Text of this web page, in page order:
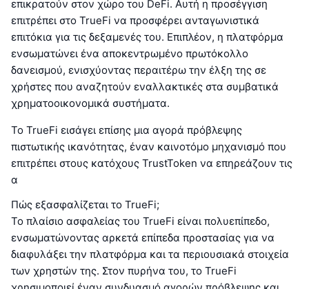
επικρατούν στον χώρο του DeFi. Αυτή η προσέγγιση
επιτρέπει στο TrueFi να προσφέρει ανταγωνιστικά
επιτόκια για τις δεξαμενές του. Επιπλέον, η πλατφόρμα
ενσωματώνει ένα αποκεντρωμένο πρωτόκολλο
δανεισμού, ενισχύοντας περαιτέρω την έλξη της σε
χρήστες που αναζητούν εναλλακτικές στα συμβατικά
χρηματοοικονομικά συστήματα.
Το TrueFi εισάγει επίσης μια αγορά πρόβλεψης
πιστωτικής ικανότητας, έναν καινοτόμο μηχανισμό που
επιτρέπει στους κατόχους TrustToken να επηρεάζουν τις
α
Πώς εξασφαλίζεται το TrueFi;
Το πλαίσιο ασφαλείας του TrueFi είναι πολυεπίπεδο,
ενσωματώνοντας αρκετά επίπεδα προστασίας για να
διαφυλάξει την πλατφόρμα και τα περιουσιακά στοιχεία
των χρηστών της. Στον πυρήνα του, το TrueFi